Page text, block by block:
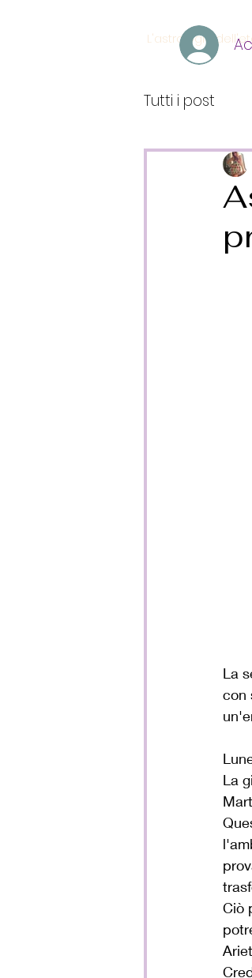
L'astrologia
Tutti i post
La
con
La
Ciò